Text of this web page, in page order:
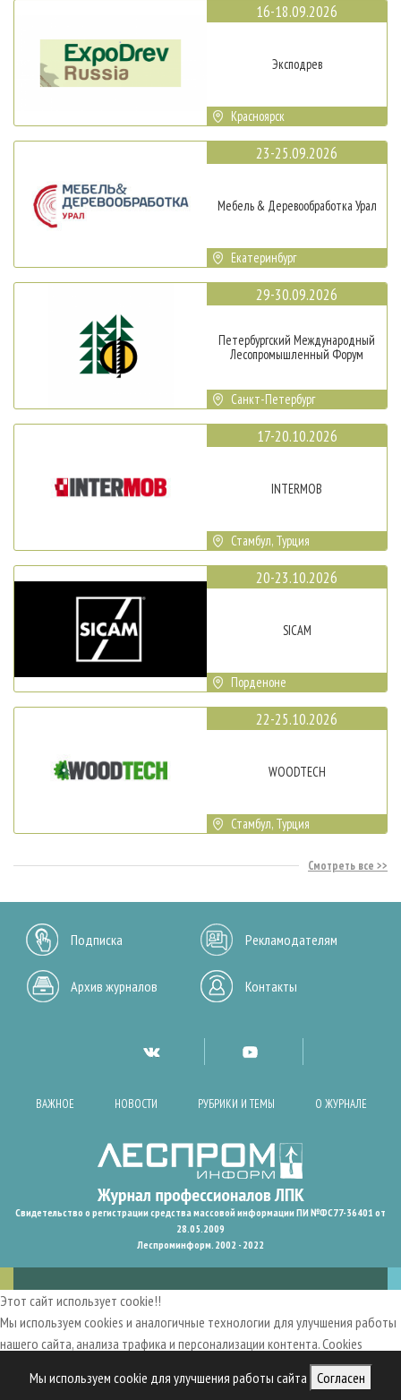
Мы используем cookie для улучшения работы сайта Согласен
16-18.09.2026
Эксподрев
Красноярск
23-25.09.2026
Мебель & Деревообработка Урал
Екатеринбург
29-30.09.2026
Петербургский Международный
Лесопромышленный Форум
Санкт-Петербург
17-20.10.2026
INTERMOB
Стамбул, Турция
20-23.10.2026
SICAM
Порденоне
22-25.10.2026
WOODTECH
Стамбул, Турция
Смотреть все
Подписка Рекламодателям
Архив журналов Контакты
ВАЖНОЕ НОВОСТИ РУБРИКИ И ТЕМЫ О ЖУРНАЛЕ
Свидетельство о регистрации средства массовой информации ПИ №ФС77-36401 от
28.05.2009
Леспроминформ. 2002 - 2022
Этот сайт использует cookie!!
Мы используем cookies и аналогичные технологии для улучшения работы
нашего сайта, анализа трафика и персонализации контента. Cookies
пользовательский опыт